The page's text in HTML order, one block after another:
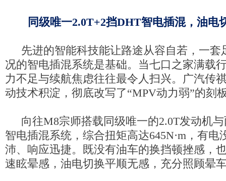
同级唯一2.0T+2挡DHT智电插混，油电
先进的智能科技能让路途从容自若，一套
况的智电插混系统是基础。当七口之家满载
力不足与续航焦虑往往最令人扫兴。广汽传
动技术积淀，彻底改写了“MPV动力弱”的刻
向往M8宗师搭载同级唯一的2.0T发动机
智电插混系统，综合扭矩高达645N·m，有电
沛、响应迅捷。既没有油车的换挡顿挫感，
速眩晕感，油电切换平顺无感，充分照顾晕